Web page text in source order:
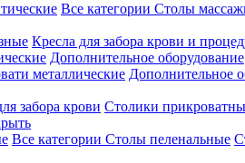
Все категории Столы
Кресла для забора крови и
Дополнительное оборудование
металлические Дополнительное
забора крови Столики
Все категории Столы пеленальные